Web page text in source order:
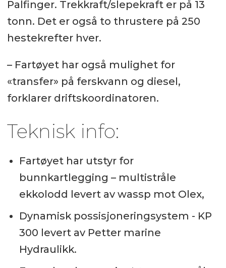
Palfinger. Trekkraft/slepekraft er på 13
tonn. Det er også to thrustere på 250
hestekrefter hver.
– Fartøyet har også mulighet for
«transfer» på ferskvann og diesel,
forklarer driftskoordinatoren.
Teknisk info:
Fartøyet har utstyr for
bunnkartlegging – multistråle
ekkolodd levert av wassp mot Olex,
Dynamisk possisjoneringsystem - KP
300 levert av Petter marine
Hydraulikk.